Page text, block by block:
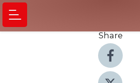
Share